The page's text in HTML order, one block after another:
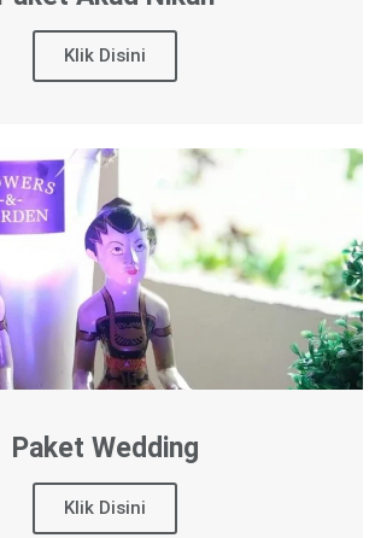
Klik Disini
Paket Wedding
Klik Disini